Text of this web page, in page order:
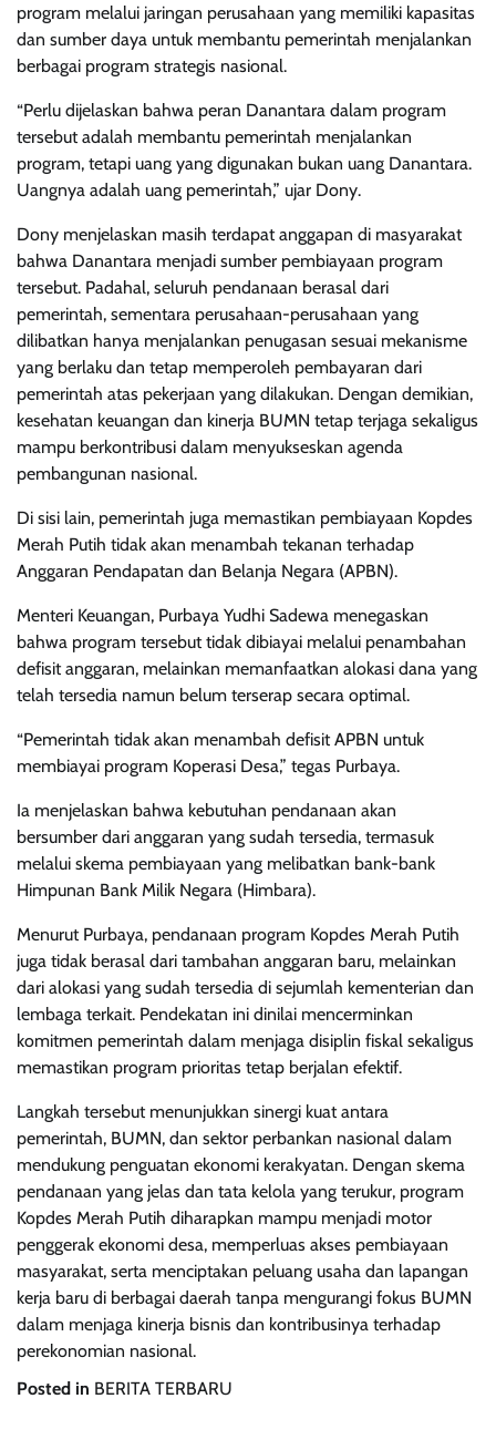
program melalui jaringan perusahaan yang memiliki kapasitas
dan sumber daya untuk membantu pemerintah menjalankan
berbagai program strategis nasional.
“Perlu dijelaskan bahwa peran Danantara dalam program
tersebut adalah membantu pemerintah menjalankan
program, tetapi uang yang digunakan bukan uang Danantara.
Uangnya adalah uang pemerintah,” ujar Dony.
Dony menjelaskan masih terdapat anggapan di masyarakat
bahwa Danantara menjadi sumber pembiayaan program
tersebut. Padahal, seluruh pendanaan berasal dari
pemerintah, sementara perusahaan-perusahaan yang
dilibatkan hanya menjalankan penugasan sesuai mekanisme
yang berlaku dan tetap memperoleh pembayaran dari
pemerintah atas pekerjaan yang dilakukan. Dengan demikian,
kesehatan keuangan dan kinerja BUMN tetap terjaga sekaligus
mampu berkontribusi dalam menyukseskan agenda
pembangunan nasional.
Di sisi lain, pemerintah juga memastikan pembiayaan Kopdes
Merah Putih tidak akan menambah tekanan terhadap
Anggaran Pendapatan dan Belanja Negara (APBN).
Menteri Keuangan, Purbaya Yudhi Sadewa menegaskan
bahwa program tersebut tidak dibiayai melalui penambahan
defisit anggaran, melainkan memanfaatkan alokasi dana yang
telah tersedia namun belum terserap secara optimal.
“Pemerintah tidak akan menambah defisit APBN untuk
membiayai program Koperasi Desa,” tegas Purbaya.
Ia menjelaskan bahwa kebutuhan pendanaan akan
bersumber dari anggaran yang sudah tersedia, termasuk
melalui skema pembiayaan yang melibatkan bank-bank
Himpunan Bank Milik Negara (Himbara).
Menurut Purbaya, pendanaan program Kopdes Merah Putih
juga tidak berasal dari tambahan anggaran baru, melainkan
dari alokasi yang sudah tersedia di sejumlah kementerian dan
lembaga terkait. Pendekatan ini dinilai mencerminkan
komitmen pemerintah dalam menjaga disiplin fiskal sekaligus
memastikan program prioritas tetap berjalan efektif.
Langkah tersebut menunjukkan sinergi kuat antara
pemerintah, BUMN, dan sektor perbankan nasional dalam
mendukung penguatan ekonomi kerakyatan. Dengan skema
pendanaan yang jelas dan tata kelola yang terukur, program
Kopdes Merah Putih diharapkan mampu menjadi motor
penggerak ekonomi desa, memperluas akses pembiayaan
masyarakat, serta menciptakan peluang usaha dan lapangan
kerja baru di berbagai daerah tanpa mengurangi fokus BUMN
dalam menjaga kinerja bisnis dan kontribusinya terhadap
perekonomian nasional.
Posted in BERITA TERBARU